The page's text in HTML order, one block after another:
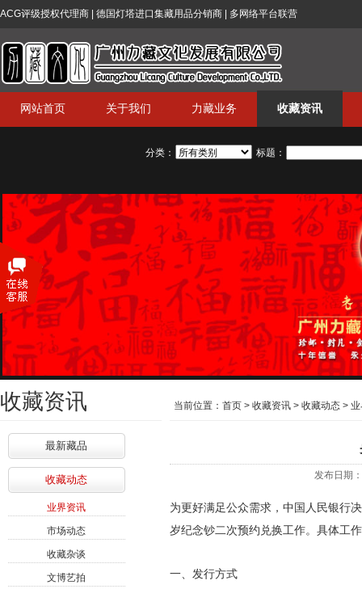
ACG评级授权代理商 | 德国灯塔进口集藏用品分销商 | 多网络平台联营
网站首页 关于我们 力藏业务 收藏资讯
分类： 标题：
收藏资讯
最新藏品
收藏动态
业界资讯
市场动态
收藏杂谈
文博艺拍
当前位置： 首页 > 收藏资讯 > 收藏动态 >
发布日期
为更好满足公众需求，中国人民银行
岁纪念钞二次预约兑换工作。具体工
一、发行方式